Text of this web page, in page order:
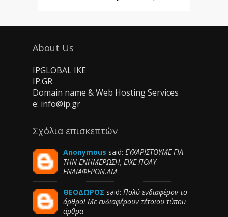
About Us
IPGLOBAL IKE
IP.GR
Domain name & Web Hosting Services
e: info@ip.gr
Σχόλια επισκεπτών
Anonymous said: ΕΥΧΑΡΙΣΤΟΥΜΕ ΓΙΑ
ΤΗΝ ΕΝΗΜΕΡΩΣΗ, ΕΙΧΕ ΠΟΛΥ
ΕΝΔΙΑΦΕΡΟΝ.ΔΜ
ΘΕΟΔΩΡΟΣ said: Πολύ ενδιαφέρον το
άρθρο! Με ενδιαφέρουν τέτοιου τύπου
άρθρα